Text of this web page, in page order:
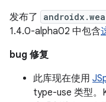
发布了
1.4.0-alpha02 中包含
bug 修复
此库现在使用
type-use 类型。